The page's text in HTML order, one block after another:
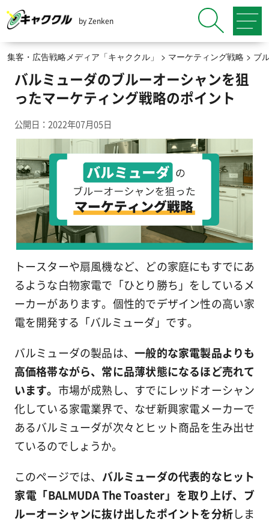
by Zenken
集客・広告戦略メディア「キャククル」 > マーケティング戦略> ブ
バルミューダのブルーオーシャンを狙
ったマーケティング戦略のポイント
公開日：2022年07月05日
トースターや扇風機など、どの家庭にもすでにあ
るような白物家電で「ひとり勝ち」をしているメ
ーカーがあります。個性的でデザイン性の高い家
電を開発する「バルミューダ」です。
バルミューダの製品は、一般的な家電製品よりも
高価格帯ながら、常に品薄状態になるほど売れて
います。 市場が成熟し、すでにレッドオーシャン
化している家電業界で、なぜ新興家電メーカーで
あるバルミューダが次々とヒット商品を生み出せ
ているのでしょうか。
このページでは、 バルミューダの代表的なヒット
家電「BALMUDA The Toaster」を取り上げ、ブ
ルーオーシャンに抜け出したポイントを分析しま